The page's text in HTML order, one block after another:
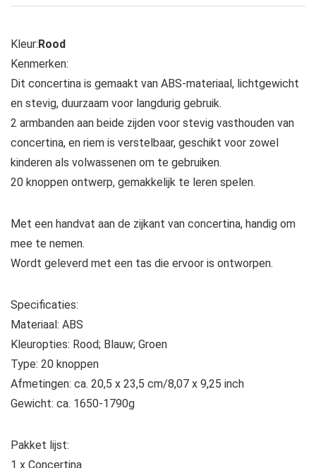
Kleur: Rood
Kenmerken:
Dit concertina is gemaakt van ABS-materiaal, lichtgewicht
en stevig, duurzaam voor langdurig gebruik.
2 armbanden aan beide zijden voor stevig vasthouden van
concertina, en riem is verstelbaar, geschikt voor zowel
kinderen als volwassenen om te gebruiken.
20 knoppen ontwerp, gemakkelijk te leren spelen.
Met een handvat aan de zijkant van concertina, handig om
mee te nemen.
Wordt geleverd met een tas die ervoor is ontworpen.
Specificaties:
Materiaal: ABS
Kleuropties: Rood; Blauw; Groen
Type: 20 knoppen
Afmetingen: ca. 20,5 x 23,5 cm/8,07 x 9,25 inch
Gewicht: ca. 1650-1790g
Pakket lijst:
1 x Concertina